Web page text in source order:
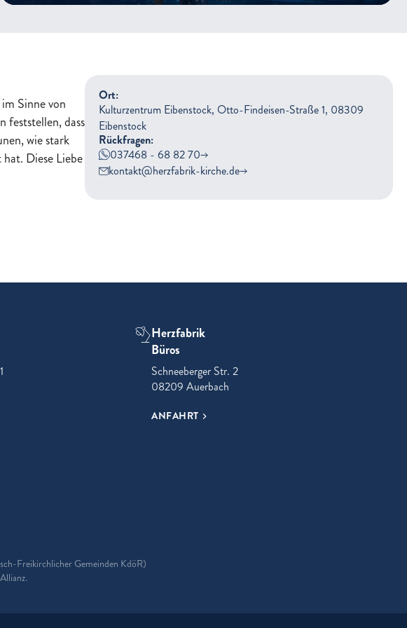
Sinne von
feststellen, dass
wie stark
Diese Liebe
Ort:
Kulturzentrum Eibenstock, Otto-Findeisen-Straße 1, 08309
Eibenstock
Rückfragen:
037468 - 68 82 70
kontakt@herzfabrik-kirche.de
Herzfabrik
Büros
Schneeberger Str. 2
08209 Auerbach
ANFAHRT
Spotify
auf Youtube
auf Facebook
Freikirchlicher Gemeinden KdöR)